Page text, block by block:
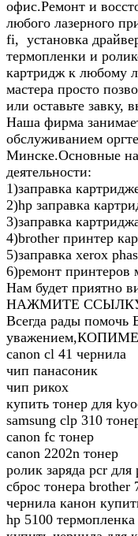
офис.Ремонт и
любого лазерного
fi, установка
термопленки и
картридж к любому
мастера просто
или оставьте завку,
Наша фирма
обслуживанием
Минске.Основные
деятельности:
1)заправка
2)hp заправка
3)заправка
4)brother принтер
5)заправка xerox
6)ремонт принтеров
Нам будет приятно
НАЖМИТЕ
Всегда рады помочь
canon cl 41 чернила
чип панасоник
чип рикох
купить тонер для
samsung clp 310
canon fc тонер
canon 2202n тонер
ролик заряда pcr для
сброс тонера brother
чернила канон
hp 5100 термопленка